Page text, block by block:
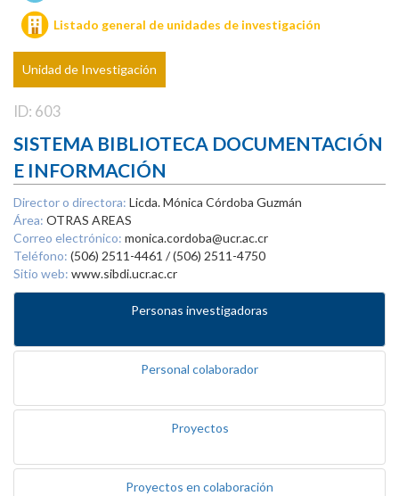
Listado general de unidades de investigación
Unidad de Investigación
ID: 603
SISTEMA BIBLIOTECA DOCUMENTACIÓN
E INFORMACIÓN
Director o directora: Licda. Mónica Córdoba Guzmán
Área: OTRAS AREAS
Correo electrónico: monica.cordoba@ucr.ac.cr
Teléfono: (506) 2511-4461 / (506) 2511-4750
Sitio web: www.sibdi.ucr.ac.cr
Personas investigadoras
Personal colaborador
Proyectos
Proyectos en colaboración